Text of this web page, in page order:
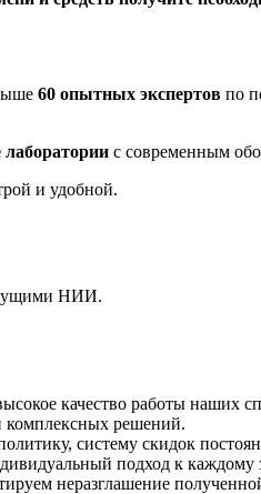
60 опытных экспертов по
с современным
и удобной.
НИИ.
качество работы наших
комплексных решений.
систему скидок
подход к каждому
неразглашение